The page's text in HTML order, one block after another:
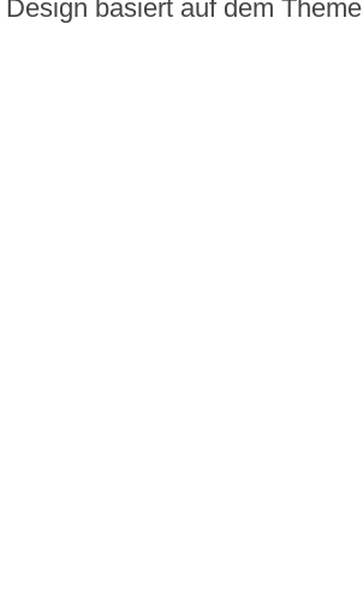
Design basiert auf dem Theme